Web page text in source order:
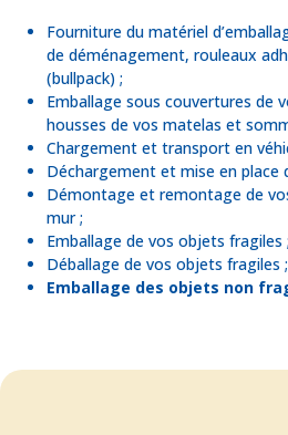
Fourniture du matériel
de déménagement, rouleaux
(bullpack) ;
Emballage sous couvertures de
housses de vos matelas et
Chargement et transport en
Déchargement et mise en place
Démontage et remontage de
mur ;
Emballage de vos objets fragiles ;
Déballage de vos objets fragiles ;
Emballage des objets non